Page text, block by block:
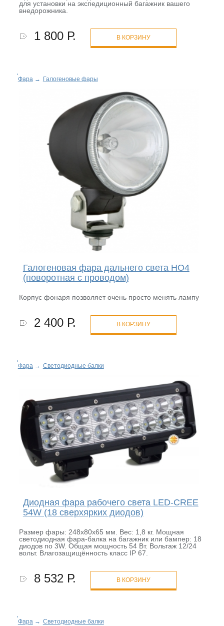
для установки на экспедиционный багажник вашего
внедорожника.
1 800 Р. В КОРЗИНУ
Фара → Галогеновые фары
Галогеновая фара дальнего света HO4
(поворотная с проводом)
Корпус фонаря позволяет очень просто менять лампу
2 400 Р. В КОРЗИНУ
Фара→ Светодиодные балки
Диодная фара рабочего света LED-CREE
54W (18 сверхярких диодов)
Размер фары: 248х80х65 мм. Вес: 1,8 кг. Мощная
светодиодная фара-балка на багажник или бампер: 18
диодов по 3W. Общая мощность 54 Вт. Вольтаж 12/24
вольт. Влагозащищённость класс IP 67.
8 532 Р. В КОРЗИНУ
Фара → Светодиодные балки